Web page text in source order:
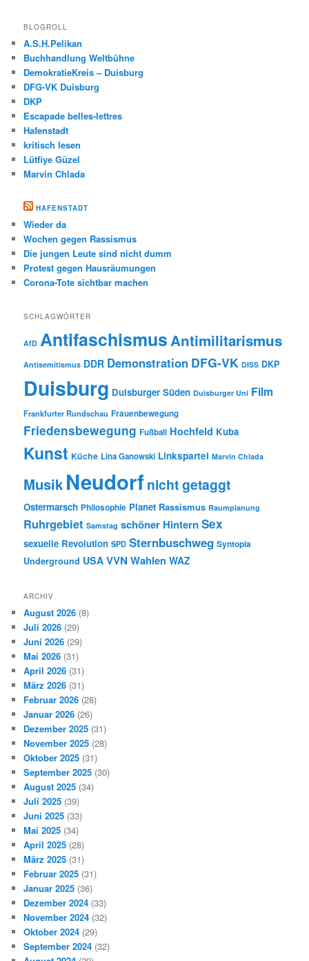
BLOGROLL
A.S.H.Pelikan
Buchhandlung Weltbühne
DemokratieKreis – Duisburg
DFG-VK Duisburg
DKP
Escapade belles-lettres
Hafenstadt
kritisch lesen
Lütfiye Güzel
Marvin Chlada
HAFENSTADT
Wieder da
Wochen gegen Rassismus
Die jungen Leute sind nicht dumm
Protest gegen Hausräumungen
Corona-Tote sichtbar machen
SCHLAGWÖRTER
AfD AntifaschismusAntimilitarismus
Antisemitismus DDR Demonstration DFG-VK DISS DKP
Duisburg Duisburger Süden Duisburger Uni Film
Frankfurter Rundschau Frauenbewegung
Friedensbewegung Fußball Hochfeld Kuba
Kunst Küche Lina Ganowski Linkspartei Marvin Chlada
Musik Neudorfnicht getaggt
Ostermarsch Philosophie Planet Rassismus Raumplanung
Ruhrgebiet Samstag schöner HinternSex
sexuelle Revolution SPD Sternbuschweg Syntopia
Underground USA VVN Wahlen WAZ
ARCHIV
August 2026 (8)
Juli 2026 (29)
Juni 2026 (29)
Mai 2026 (31)
April 2026 (31)
März 2026 (31)
Februar 2026 (28)
Januar 2026 (26)
Dezember 2025 (31)
November 2025 (28)
Oktober 2025 (31)
September 2025 (30)
August 2025 (34)
Juli 2025 (39)
Juni 2025 (33)
Mai 2025 (34)
April 2025 (28)
März 2025 (31)
Februar 2025 (31)
Januar 2025 (36)
Dezember 2024 (33)
November 2024 (32)
Oktober 2024 (29)
September 2024 (32)